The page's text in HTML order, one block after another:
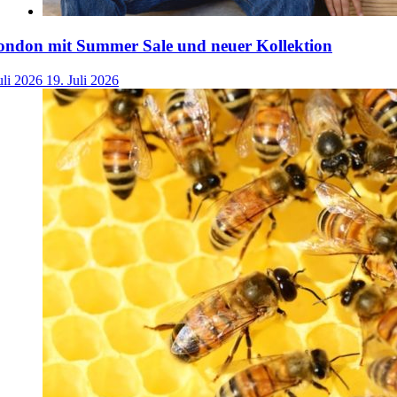
mit Summer Sale und neuer Kollektion
2026 19. Juli 2026